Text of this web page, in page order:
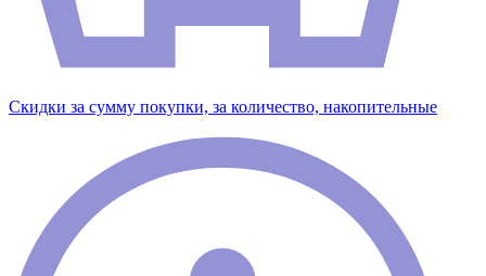
Скидки за сумму покупки, за количество, накопительные